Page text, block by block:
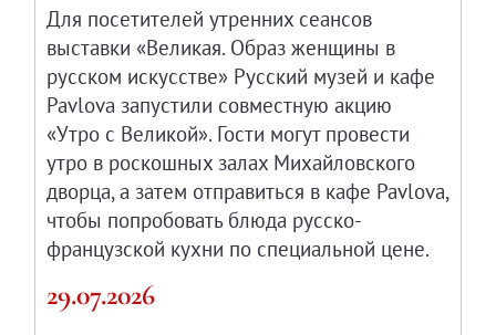
Для посетителей утренних сеансов
выставки «Великая. Образ женщины в
русском искусстве» Русский музей и кафе
Pavlova запустили совместную акцию
«Утро с Великой». Гости могут провести
утро в роскошных залах Михайловского
дворца, а затем отправиться в кафе Pavlova,
чтобы попробовать блюда русско-
французской кухни по специальной цене.
29.07.2026